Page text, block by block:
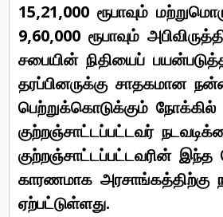
15,21,000 ரூபாவும்
9,60,000 ரூபாவும்
சபையின் நிதியைப்
தரப்பினருக்கு சாதகமான
பெற்றுக்கொடுக்கும் நோக்கில்
குற்றஞ்சாட்டப்பட்டவர்
குற்றஞ்சாட்டப்பட்டவரின்
காரணமாக அரசாங்கத்திற்கு
ஏற்பட்டுள்ளது.